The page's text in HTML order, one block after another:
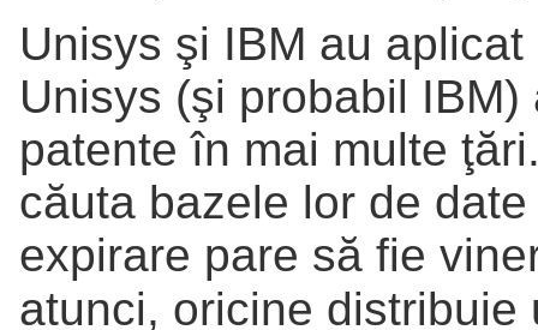
Unisys şi IBM au
Unisys (şi probabil
patente în mai multe
căuta bazele lor de
expirare pare să fie
atunci, oricine